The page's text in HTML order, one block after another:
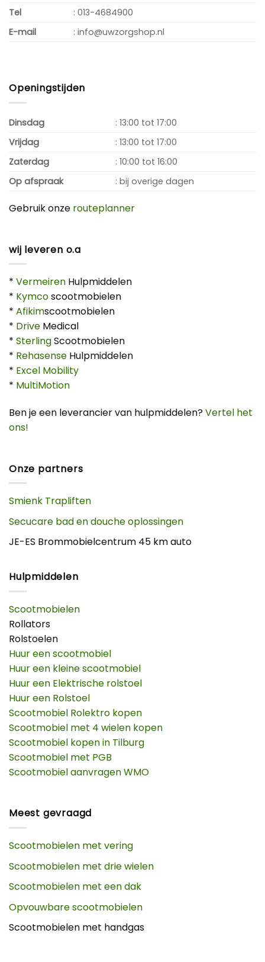
Tel
: 013-4684900
E-mail
: info@uwzorgshop.nl
Openingstijden
Dinsdag
: 13:00 tot 17:00
Vrijdag
: 13:00 tot 17:00
Zaterdag
: 10:00 tot 16:00
Op afspraak
: bij overige dagen
Gebruik onze routeplanner
wij leveren o.a
* Vermeiren Hulpmiddelen
* Kymcoscootmobielen
* Afikimscootmobielen
* Drive Medical
* SterlingScootmobielen
* Rehasense Hulpmiddelen
* Excel Mobility
* MultiMotion
Ben je een leverancier van hulpmiddelen?Vertel het
ons!
Onze partners
Smienk Trapliften
Secucare bad en douche oplossingen
JE-ES Brommobielcentrum 45 km auto
Hulpmiddelen
Scootmobielen
Rollators
Rolstoelen
Huur een scootmobiel
Huur een kleine scootmobiel
Huur een Elektrische rolstoel
Huur een Rolstoel
Scootmobiel Rolektro kopen
Scootmobiel met 4 wielen kopen
Scootmobiel kopen in Tilburg
Scootmobiel met PGB
Scootmobiel aanvragen WMO
Meest gevraagd
Scootmobielen met vering
Scootmobielen met drie wielen
Scootmobielen met een dak
Opvouwbare scootmobielen
Scootmobielen met handgas